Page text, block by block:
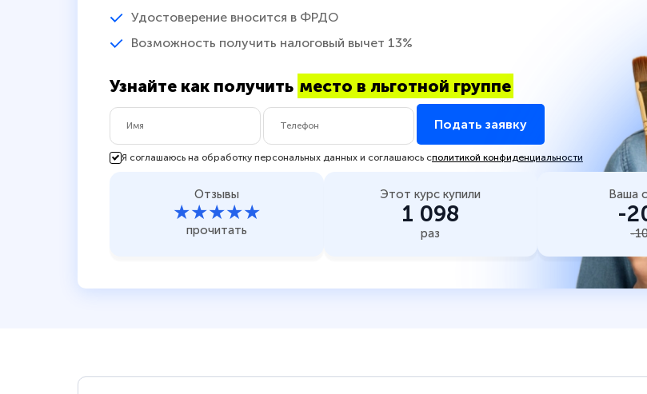
Удостоверение вносится в ФРДО
Возможность получить налоговый вычет 13%
Узнайте как получить место в льготной группе
Подать заявку
Я соглашаюсь на обработку персональных данных и соглашаюсь сполитикой конфиденциальности
Отзывы
★★★★★
прочитать
Этот курс купили
1 098
раз
Ваша
-
-